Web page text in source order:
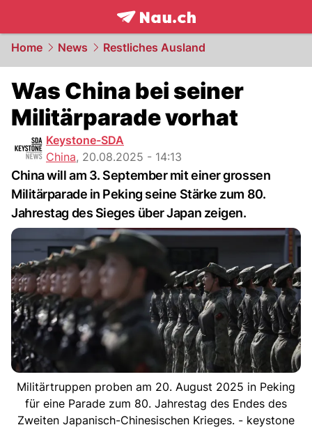
frontpage.NAU.ch
Home News Restliches Ausland
Was China bei seiner
Militärparade vorhat
Keystone-SDA
China, 20.08.2025 - 14:13
China will am 3. September mit einer grossen
Militärparade in Peking seine Stärke zum 80.
Jahrestag des Sieges über Japan zeigen.
Militärtruppen proben am 20. August 2025 in Peking
für eine Parade zum 80. Jahrestag des Endes des
Zweiten Japanisch-Chinesischen Krieges. - keystone